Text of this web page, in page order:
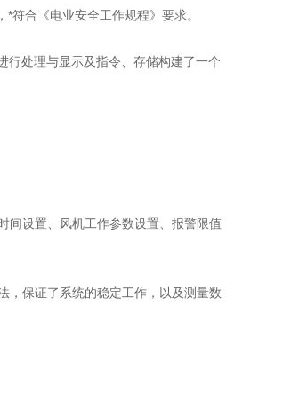
符合《电业安全工作规程》要求。
行处理与显示及指令、存储构建了一个
设置、风机工作参数设置、报警限值
保证了系统的稳定工作，以及测量数